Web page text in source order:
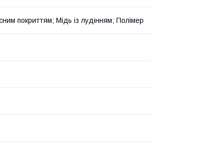
покриттям; Мідь із лудінням; Полімер